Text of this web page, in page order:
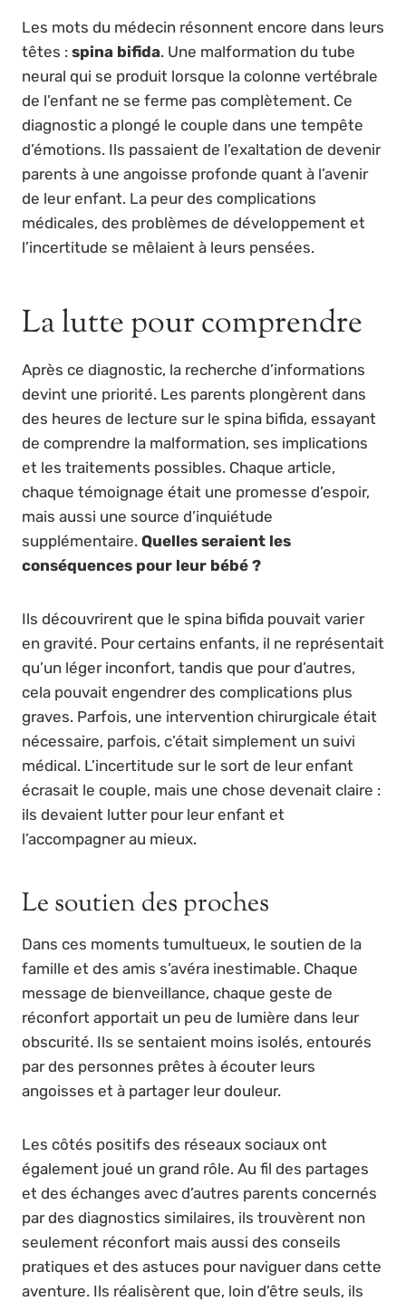
Les mots du médecin résonnent encore dans leurs
têtes : spina bifida. Une malformation du tube
neural qui se produit lorsque la colonne vertébrale
de l’enfant ne se ferme pas complètement. Ce
diagnostic a plongé le couple dans une tempête
d’émotions. Ils passaient de l’exaltation de devenir
parents à une angoisse profonde quant à l’avenir
de leur enfant. La peur des complications
médicales, des problèmes de développement et
l’incertitude se mêlaient à leurs pensées.
La lutte pour comprendre
Après ce diagnostic, la recherche d’informations
devint une priorité. Les parents plongèrent dans
des heures de lecture sur le spina bifida, essayant
de comprendre la malformation, ses implications
et les traitements possibles. Chaque article,
chaque témoignage était une promesse d’espoir,
mais aussi une source d’inquiétude
supplémentaire. Quelles seraient les
conséquences pour leur bébé ?
Ils découvrirent que le spina bifida pouvait varier
en gravité. Pour certains enfants, il ne représentait
qu’un léger inconfort, tandis que pour d’autres,
cela pouvait engendrer des complications plus
graves. Parfois, une intervention chirurgicale était
nécessaire, parfois, c’était simplement un suivi
médical. L’incertitude sur le sort de leur enfant
écrasait le couple, mais une chose devenait claire :
ils devaient lutter pour leur enfant et
l’accompagner au mieux.
Le soutien des proches
Dans ces moments tumultueux, le soutien de la
famille et des amis s’avéra inestimable. Chaque
message de bienveillance, chaque geste de
réconfort apportait un peu de lumière dans leur
obscurité. Ils se sentaient moins isolés, entourés
par des personnes prêtes à écouter leurs
angoisses et à partager leur douleur.
Les côtés positifs des réseaux sociaux ont
également joué un grand rôle. Au fil des partages
et des échanges avec d’autres parents concernés
par des diagnostics similaires, ils trouvèrent non
seulement réconfort mais aussi des conseils
pratiques et des astuces pour naviguer dans cette
aventure. Ils réalisèrent que, loin d’être seuls, ils